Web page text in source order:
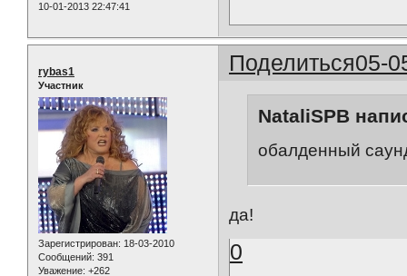
10-01-2013 22:47:41
Поделиться05-
rybas1
Участник
Зарегистрирован: 18-03-2010
Сообщений: 391
Уважение: +262
NataliSPB
обалденный
да!
0